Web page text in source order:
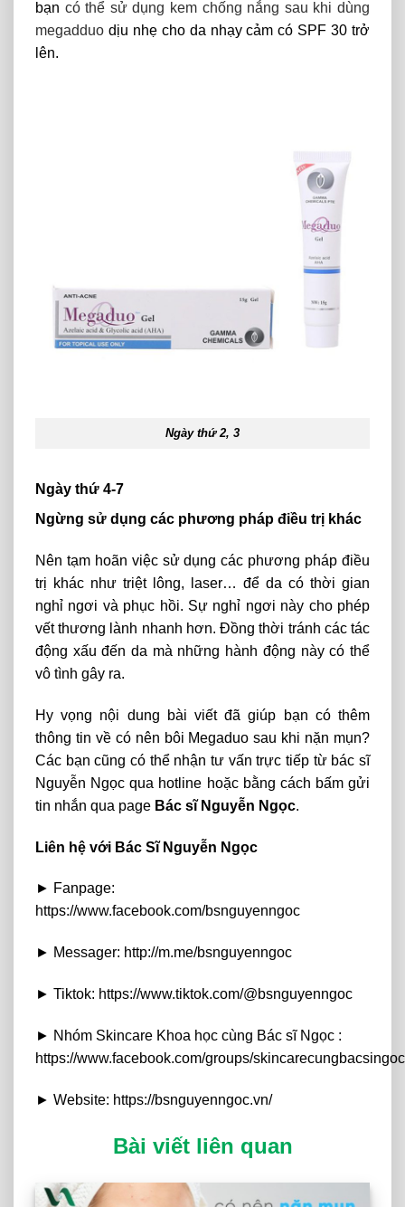
bạn có thể sử dụng kem chống nắng sau khi dùng
megadduo dịu nhẹ cho da nhạy cảm có SPF 30 trở
lên.
Ngày thứ 2, 3
Ngày thứ 4-7
Ngừng sử dụng các phương pháp điều trị khác
Nên tạm hoãn việc sử dụng các phương pháp điều
trị khác như triệt lông, laser… để da có thời gian
nghỉ ngơi và phục hồi. Sự nghỉ ngơi này cho phép
vết thương lành nhanh hơn. Đồng thời tránh các tác
động xấu đến da mà những hành động này có thể
vô tình gây ra.
Hy vọng nội dung bài viết đã giúp bạn có thêm
thông tin về có nên bôi Megaduo sau khi nặn mụn?
Các bạn cũng có thể nhận tư vấn trực tiếp từ bác sĩ
Nguyễn Ngọc qua hotline hoặc bằng cách bấm gửi
tin nhắn qua page Bác sĩ Nguyễn Ngọc.
Liên hệ với Bác Sĩ Nguyễn Ngọc
► Fanpage:
https://www.facebook.com/bsnguyenngoc
► Messager: http://m.me/bsnguyenngoc
► Tiktok: https://www.tiktok.com/@bsnguyenngoc
► Nhóm Skincare Khoa học cùng Bác sĩ Ngọc :
https://www.facebook.com/groups/skincarecungbacsingoc
► Website: https://bsnguyenngoc.vn/
Bài viết liên quan